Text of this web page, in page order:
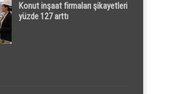
Konut inşaat firmaları şikayetleri
yüzde 127 arttı